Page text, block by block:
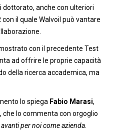
dottorato, anche con ulteriori
con il quale Walvoil può vantare
con il precedente Test
ad offrire le proprie capacità
della ricerca accademica, ma
lo spiega Fabio Marasi,
che lo commenta con orgoglio
per noi come azienda.